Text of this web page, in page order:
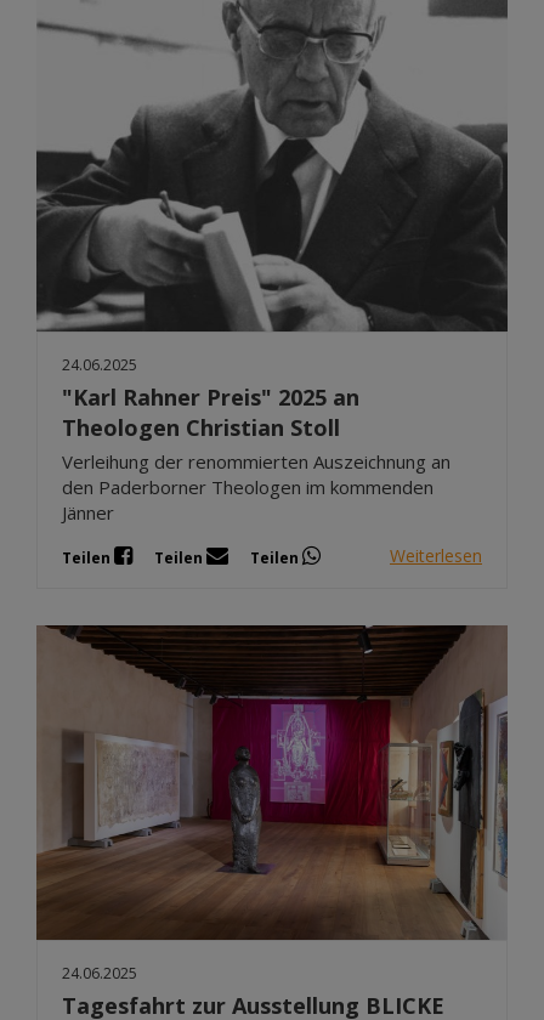
24.06.2025
"Karl Rahner Preis" 2025 an
Theologen Christian Stoll
Verleihung der renommierten Auszeichnung an
den Paderborner Theologen im kommenden
Jänner
Teilen Teilen Teilen Weiterlesen
24.06.2025
Tagesfahrt zur Ausstellung BLICKE